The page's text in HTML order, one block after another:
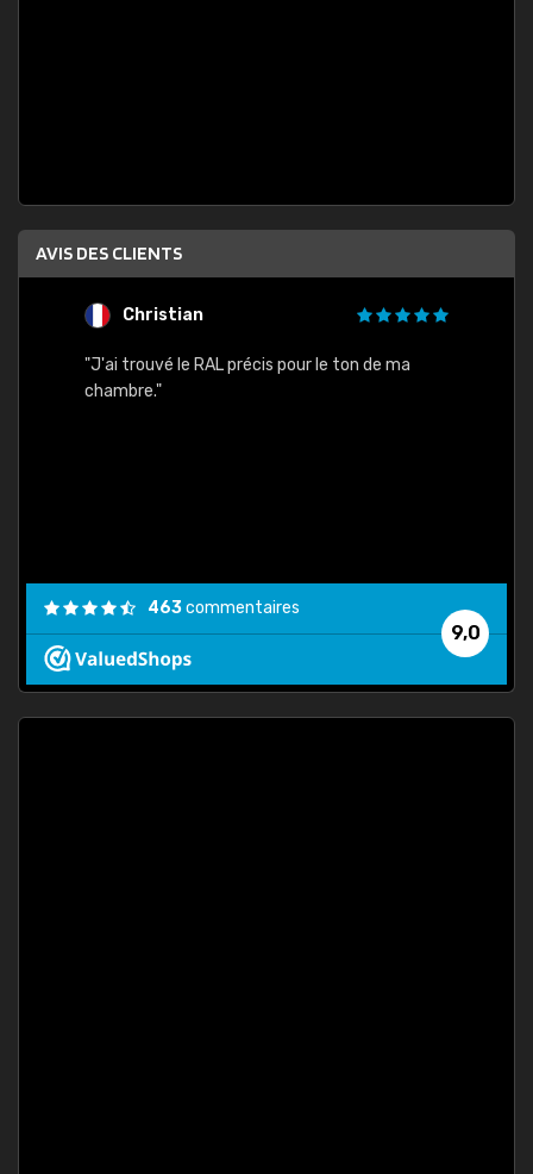
AVIS DES CLIENTS
Christian
"J'ai trouvé le RAL précis pour le ton de ma
chambre."
9,0
463commentaires